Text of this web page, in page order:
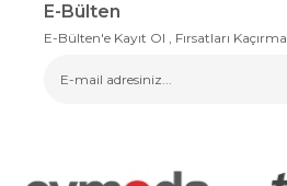
E-Bülten
E-Bülten'e Kayıt Ol , Fırsatları Kaçırma